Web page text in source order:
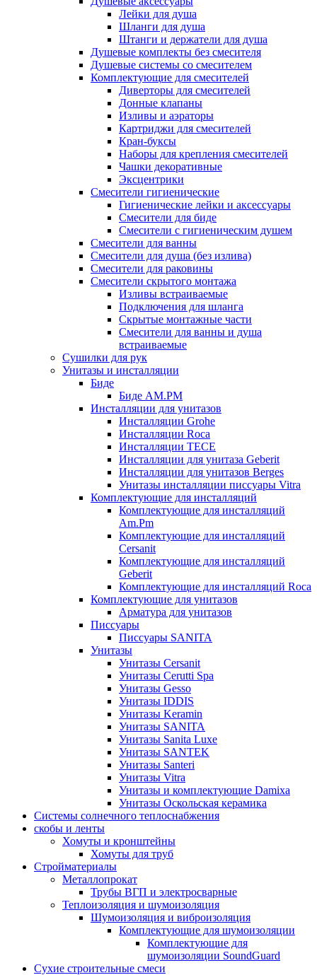
Лейки для душа
Шланги для душа
Штанги и держатели для душа
Душевые комплекты без смесителя
Душевые системы со смесителем
Комплектующие для смесителей
Диверторы для смесителей
Донные клапаны
Изливы и аэраторы
Картриджи для смесителей
Кран-буксы
Наборы для крепления смесителей
Чашки декоративные
Эксцентрики
Смесители гигиенические
Гигиенические лейки и аксессуары
Смесители для биде
Смесители с гигиеническим душем
Смесители для ванны
Смесители для душа (без излива)
Смесители для раковины
Смесители скрытого монтажа
Изливы встраиваемые
Подключения для шланга
Скрытые монтажные части
Смесители для ванны и душа
встраиваемые
Сушилки для рук
Унитазы и инсталляции
Биде
Биде AM.PM
Инсталляции для унитазов
Инсталляции Grohe
Инсталляции Roca
Инсталляции TECE
Инсталляции для унитаза Geberit
Инсталляции для унитазов Berges
Унитазы инсталляции писсуары Vitra
Комплектующие для инсталляций
Комплектующие для инсталляций
Am.Pm
Комплектующие для инсталляций
Cersanit
Комплектующие для инсталляций
Geberit
Комплектующие для инсталляций Roca
Комплектующие для унитазов
Арматура для унитазов
Писсуары
Писсуары SANITA
Унитазы
Унитазы Cersanit
Унитазы Cerutti Spa
Унитазы Gesso
Унитазы IDDIS
Унитазы Keramin
Унитазы SANITA
Унитазы Sanita Luxe
Унитазы SANTEK
Унитазы Santeri
Унитазы Vitra
Унитазы и комплектующие Damixa
Унитазы Оскольская керамика
Системы солнечного теплоснабжения
скобы и ленты
Хомуты и кронштейны
Хомуты для труб
Стройматериалы
Металлопрокат
Трубы ВГП и электросварные
Теплоизоляция и шумоизоляция
Шумоизоляция и виброизоляция
Комплектующие для шумоизоляции
Комплектующие для
шумоизоляции SoundGuard
Сухие строительные смеси